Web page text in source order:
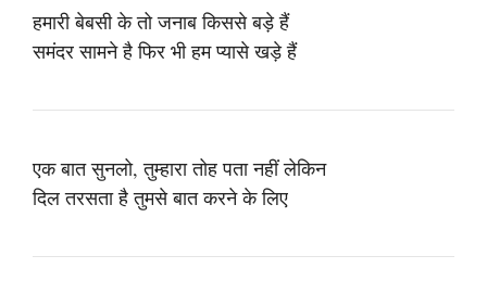
हमारी बेबसी के तो जनाब किससे बड़े हैं
समंदर सामने है फिर भी हम प्यासे खड़े हैं
एक बात सुनलो, तुम्हारा तोह पता नहीं लेकिन
दिल तरसता है तुमसे बात करने के लिए